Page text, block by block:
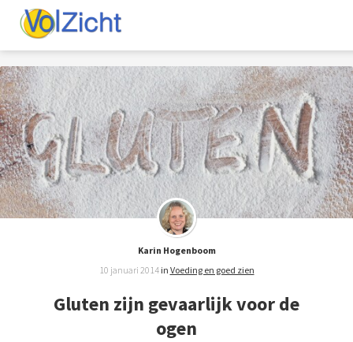
Karin Hogenboom
10 januari 2014 in Voeding en goed zien
Gluten zijn gevaarlijk voor de
ogen